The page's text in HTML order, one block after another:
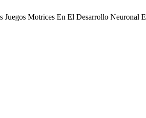
Juegos Motrices En El Desarrollo Neuronal